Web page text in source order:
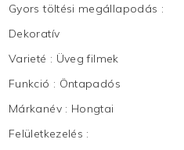
Gyors töltési megállapodás :
Dekoratív
Varieté : Üveg filmek
Funkció : Öntapadós
Márkanév : Hongtai
Felületkezelés :